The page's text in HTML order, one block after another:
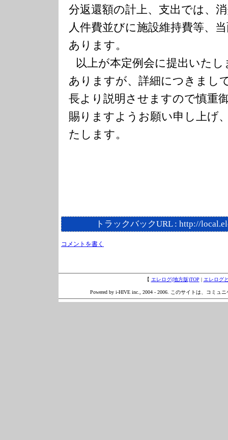
分返還額の計上、支出では、
人件費並びに施設維持費等、
あります。
以上が本定例会に提出いた
ありますが、詳細につきまし
長より説明させますので慎重
賜りますようお願い申し上げ
たします。
トラックバックURL : http://
コメントを書く
【 エレログ(地方版)TOP | エレログ
Powered by i-HIVE inc., 2004 - 2006. このサイトは、コミュ